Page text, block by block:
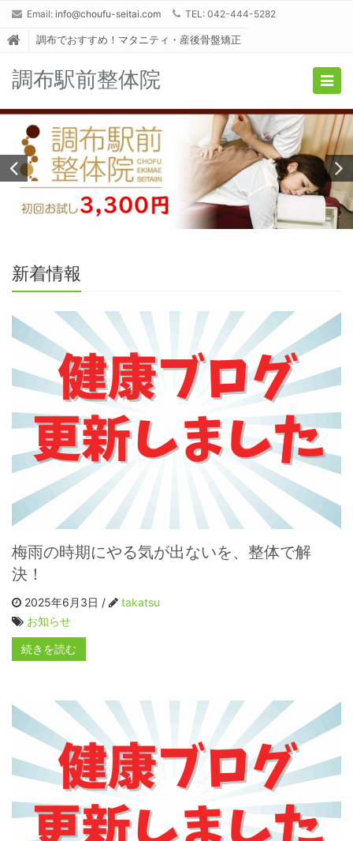
Email: info@choufu-seitai.com TEL: 042-444-5282
調布でおすすめ！マタニティ・産後骨盤矯正
調布駅前整体院
新着情報
梅雨の時期にやる気が出ないを、整体で解
決！
2025年6月3日 /
takatsu
お知らせ
続きを読む